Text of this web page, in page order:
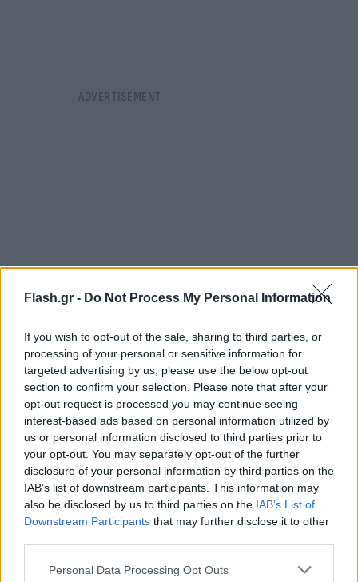
Flash.gr - Do Not Process My Personal Information
If you wish to opt-out of the sale, sharing to third parties, or
processing of your personal or sensitive information for
targeted advertising by us, please use the below opt-out
section to confirm your selection. Please note that after your
opt-out request is processed you may continue seeing
interest-based ads based on personal information utilized by
us or personal information disclosed to third parties prior to
your opt-out. You may separately opt-out of the further
disclosure of your personal information by third parties on the
IAB’s list of downstream participants. This information may
also be disclosed by us to third parties on the IAB’s List of
Downstream Participants that may further disclose it to other
Please note that this website/app uses one or more Google
Personal Data Processing Opt Outs
Πρόκειται για τις χρεώσεις μέσω των οποίων θα
καλυπτόταν το κόστος ηλεκτροπαραγωγής στα
νησιά που είναι αυξημένο.
Μάλιστα ακριβώς επειδή πολλά νησιά συνδέθηκαν
καλωδιακά με την ηπειρωτική χώρα, η κυβέρνηση
Μητσοτάκη είχε υποσχεθεί μείωση αυτής της
κατηγορίας, κατά ποσοστό 70%. κάτι που δεν έγινε
Πλέον αυξάνεται το κόστος για τους οικιακούς
καταναλωτές για να λειτουργήσει αυτός ο